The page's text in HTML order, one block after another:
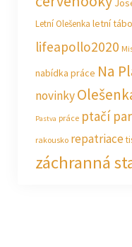
Letní Olešenka letní
lifeapollo2020
nabídka práce Na
novinky
Pastva práce ptačí
rakousko repatriace
záchranná